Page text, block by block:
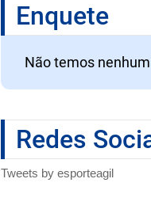
Enquete
Não temos
Redes
Tweets by esporteagil